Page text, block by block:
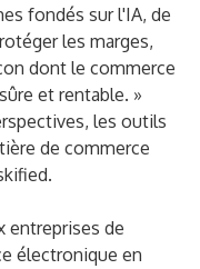
fondés sur l'IA, de
les marges,
dont le commerce
et rentable. »
les outils
de commerce
.
entreprises de
électronique en